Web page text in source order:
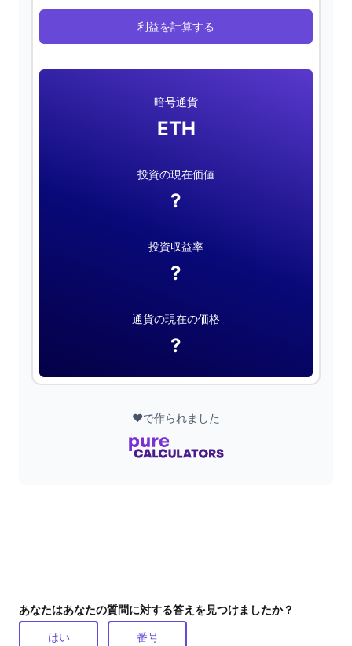
利益を計算する
暗号通貨
ETH
投資の現在価値
?
投資収益率
?
通貨の現在の価格
?
❤️で作られました
あなたはあなたの質問に対する答えを見つけましたか？
はい 番号